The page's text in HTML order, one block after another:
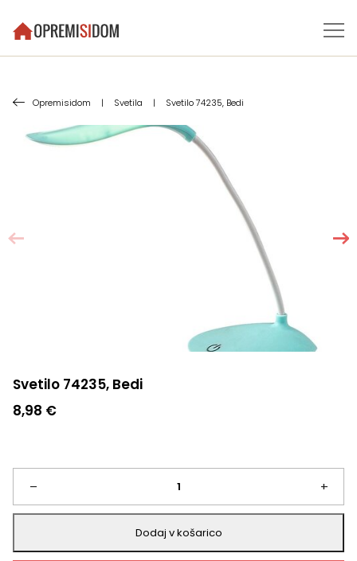
Opremisidom | Svetila | Svetilo 74235, Bedi
Svetilo 74235, Bedi
8,98 €
–
Svetilo
74235,
Bedi
+
Dodaj v košarico